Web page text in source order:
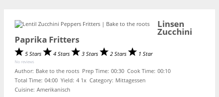
Linsen
Zucchini
Paprika Fritters
5 Stars 4 Stars 3 Stars 2 Stars 1 Star
No reviews
Author: Bake to the roots Prep Time: 00:30 Cook Time: 00:10
Total Time: 04:00 Yield: 4 1x Category: Mittagessen
Cuisine: Amerikanisch